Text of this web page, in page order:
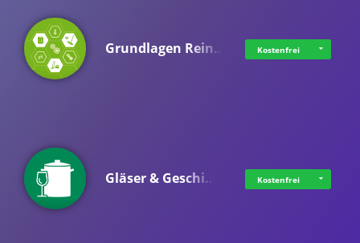
Grundlagen Rein… Kostenfrei
Gläser & Geschi… Kostenfrei